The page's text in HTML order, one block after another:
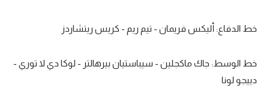
خط الدفاع: أليكس فريمان - تيم ريم - كريس ريتشاردز
خط الوسط: جاك ماكجلين - سيباستيان بيرهالتر - لوكا دي لا توري -
دييجو لونا